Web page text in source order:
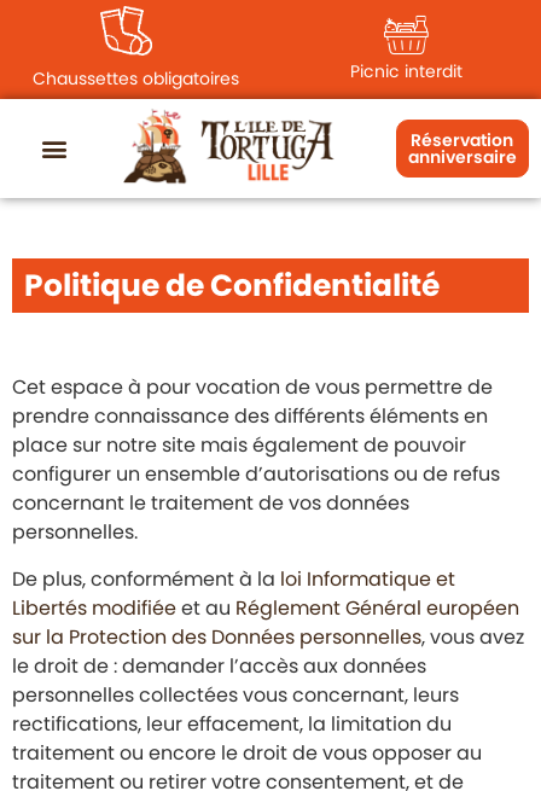
Chaussettes obligatoires Picnic interdit
Réservation
anniversaire
Politique de Confidentialité
Cet espace à pour vocation de vous permettre de
prendre connaissance des différents éléments en
place sur notre site mais également de pouvoir
configurer un ensemble d’autorisations ou de refus
concernant le traitement de vos données
personnelles.
De plus, conformément à la loi Informatique et
Libertés modifiéeet au Réglement Général européen
sur la Protection des Données personnelles, vous avez
le droit de : demander l’accès aux données
personnelles collectées vous concernant, leurs
rectifications, leur effacement, la limitation du
traitement ou encore le droit de vous opposer au
traitement ou retirer votre consentement, et de